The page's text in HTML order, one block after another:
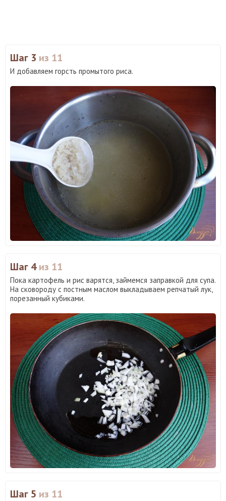
Шаг 3 из 11
И добавляем горсть промытого риса.
Шаг 4из 11
Пока картофель и рис варятся, займемся заправкой для супа.
На сковороду с постным маслом выкладываем репчатый лук,
порезанный кубиками.
Шаг 5 из 11